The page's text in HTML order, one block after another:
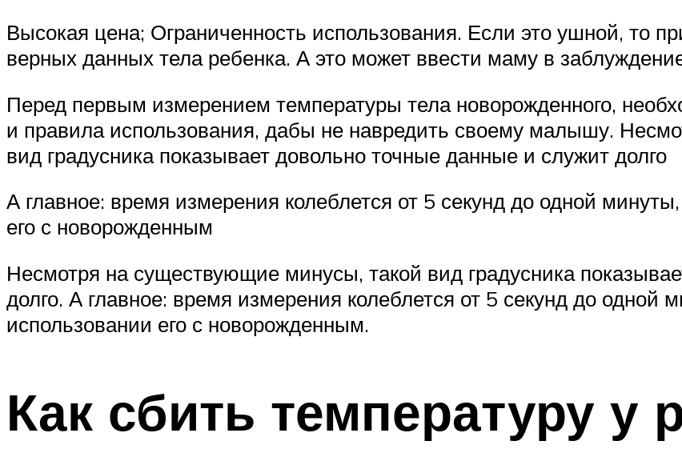
Высокая цена; Ограниченность использования. Если это ушной, то
верных данных тела ребенка. А это может ввести маму в
Перед первым измерением температуры тела новорожденного,
и правила использования, дабы не навредить своему малышу.
вид градусника показывает довольно точные данные и служит долго
А главное: время измерения колеблется от 5 секунд до одной
его с новорожденным
Несмотря на существующие минусы, такой вид градусника
долго. А главное: время измерения колеблется от 5 секунд до одной
использовании его с новорожденным.
Как сбить температуру у